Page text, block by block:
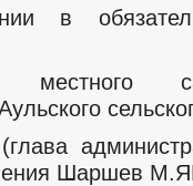
в
местного
Шаршев